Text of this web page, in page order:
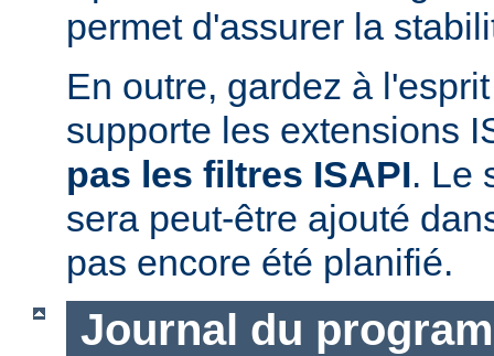
permet d'assurer la
En outre, gardez à
supporte les extensions
pas les filtres ISAPI. Le
sera peut-être ajouté
pas encore été planifié.
Journal du